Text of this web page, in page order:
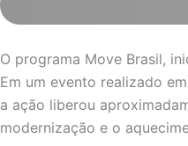
O programa Move Brasil,
Em um evento realizado
a ação liberou
modernização e o